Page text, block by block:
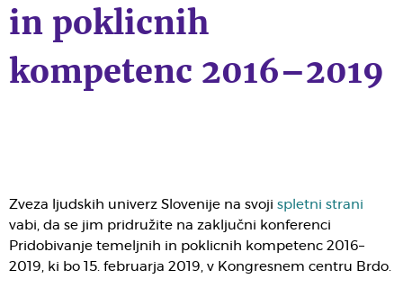
in poklicnih
kompetenc 2016–2019
Zveza ljudskih univerz Slovenije na svoji spletni strani
vabi, da se jim pridružite na zaključni konferenci
Pridobivanje temeljnih in poklicnih kompetenc 2016–
2019, ki bo 15. februarja 2019, v Kongresnem centru Brdo.